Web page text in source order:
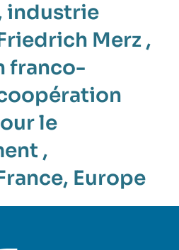
industrie
Merz,
franco-
le
,
, Europe